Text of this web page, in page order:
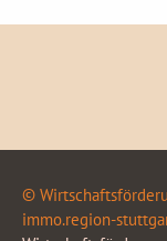
©
immo.region-